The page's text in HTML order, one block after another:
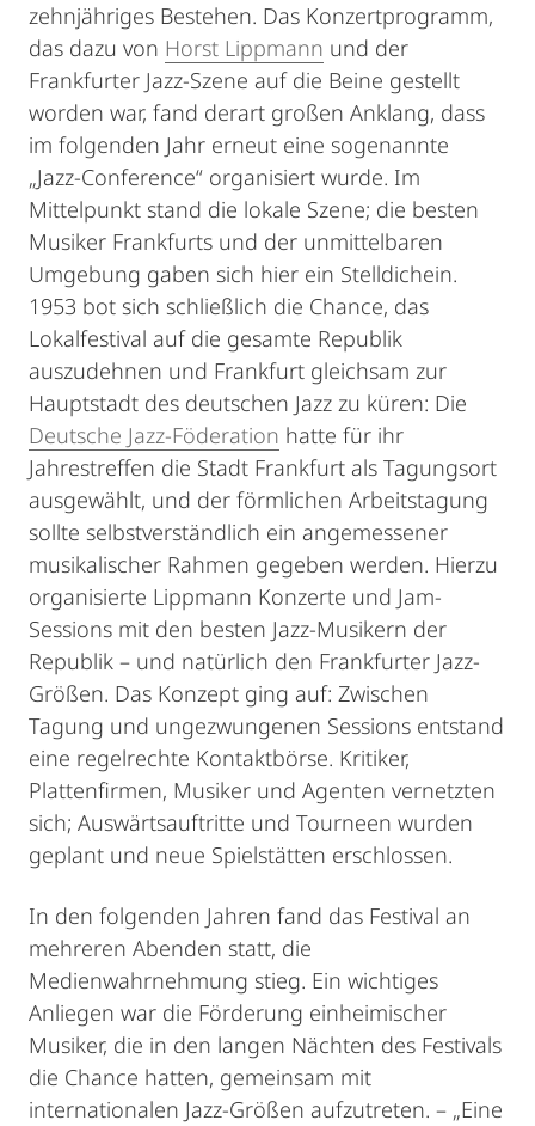
zehnjähriges Bestehen. Das Konzertprogramm,
das dazu von Horst Lippmann und der
Frankfurter Jazz-Szene auf die Beine gestellt
worden war, fand derart großen Anklang, dass
im folgenden Jahr erneut eine sogenannte
„Jazz-Conference“ organisiert wurde. Im
Mittelpunkt stand die lokale Szene; die besten
Musiker Frankfurts und der unmittelbaren
Umgebung gaben sich hier ein Stelldichein.
1953 bot sich schließlich die Chance, das
Lokalfestival auf die gesamte Republik
auszudehnen und Frankfurt gleichsam zur
Hauptstadt des deutschen Jazz zu küren: Die
Deutsche Jazz-Föderation hatte für ihr
Jahrestreffen die Stadt Frankfurt als Tagungsort
ausgewählt, und der förmlichen Arbeitstagung
sollte selbstverständlich ein angemessener
musikalischer Rahmen gegeben werden. Hierzu
organisierte Lippmann Konzerte und Jam-
Sessions mit den besten Jazz-Musikern der
Republik – und natürlich den Frankfurter Jazz-
Größen. Das Konzept ging auf: Zwischen
Tagung und ungezwungenen Sessions entstand
eine regelrechte Kontaktbörse. Kritiker,
Plattenfirmen, Musiker und Agenten vernetzten
sich; Auswärtsauftritte und Tourneen wurden
geplant und neue Spielstätten erschlossen.
In den folgenden Jahren fand das Festival an
mehreren Abenden statt, die
Medienwahrnehmung stieg. Ein wichtiges
Anliegen war die Förderung einheimischer
Musiker, die in den langen Nächten des Festivals
die Chance hatten, gemeinsam mit
internationalen Jazz-Größen aufzutreten. – „Eine